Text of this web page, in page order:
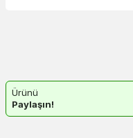
Ürünü
Paylaşın!